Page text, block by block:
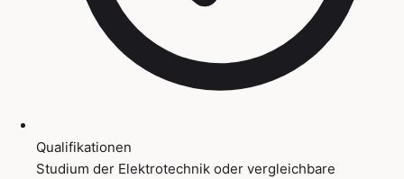
Qualifikationen
Studium der Elektrotechnik oder vergleichbare